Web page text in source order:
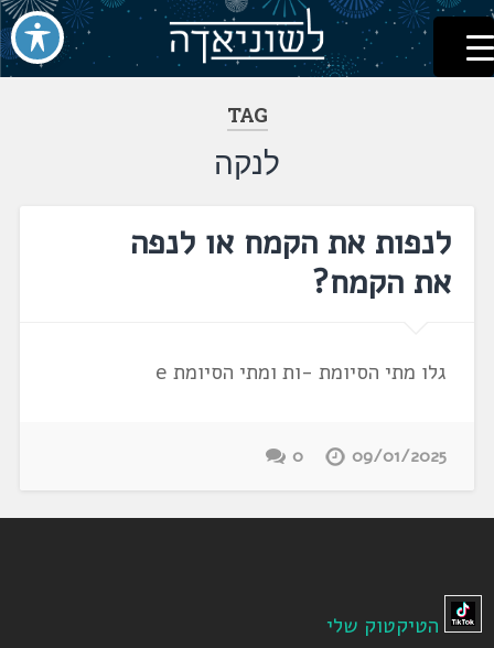
דלג
לתוכן
לשוניאדה
עברית. לשון. שפה
TAG
לנקה
לנפות את הקמח או לנפה
את הקמח?
גלו מתי הסיומת -ות ומתי הסיומת e
09/01/2025
0
הטיקטוק שלי